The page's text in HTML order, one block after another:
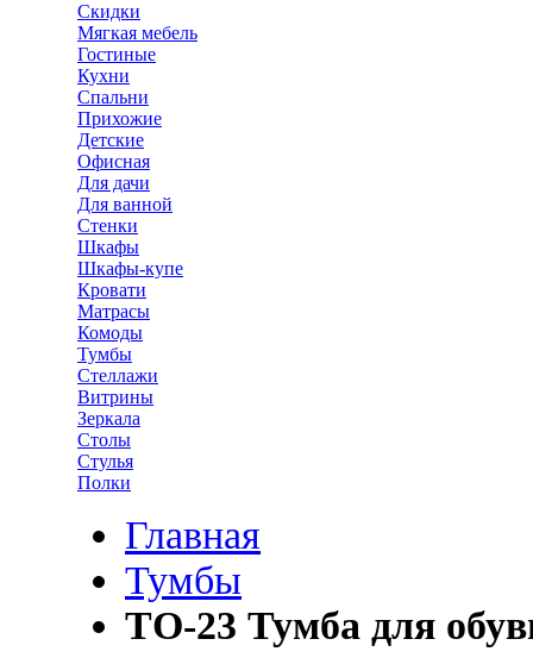
Скидки
Мягкая мебель
Гостиные
Кухни
Спальни
Прихожие
Детские
Офисная
Для дачи
Для ванной
Стенки
Шкафы
Шкафы-купе
Кровати
Матрасы
Комоды
Тумбы
Стеллажи
Витрины
Зеркала
Столы
Стулья
Полки
Главная
Тумбы
ТО-23 Тумба для